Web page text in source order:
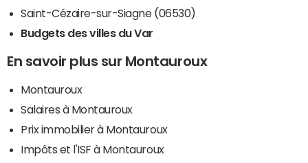
Saint-Cézaire-sur-Siagne (06530)
Budgets des villes du Var
En savoir plus sur Montauroux
Montauroux
Salaires à Montauroux
Prix immobilier à Montauroux
Impôts et l'ISF à Montauroux